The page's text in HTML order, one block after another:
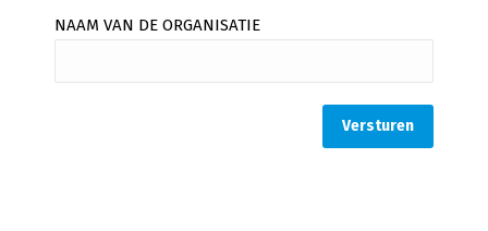
NAAM VAN DE ORGANISATIE